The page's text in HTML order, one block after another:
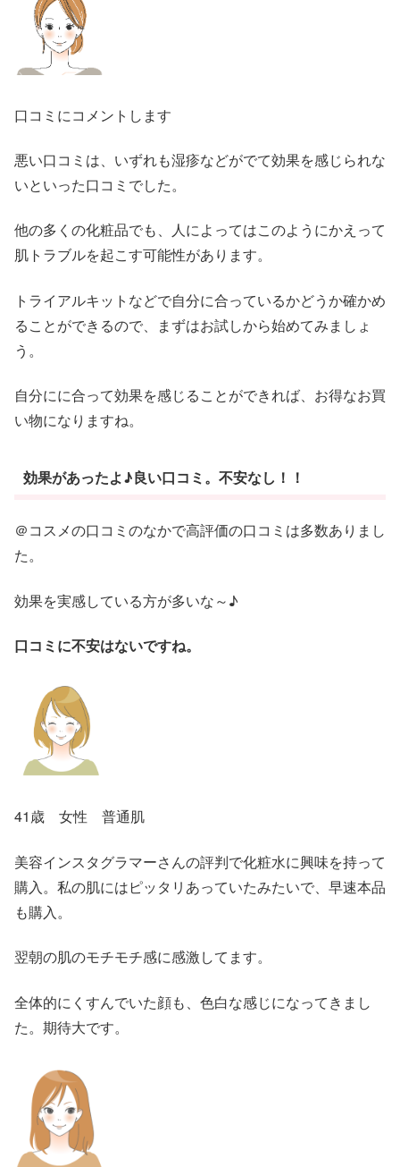
口コミにコメントします
悪い口コミは、いずれも湿疹などがでて効果を感じられな
いといった口コミでした。
他の多くの化粧品でも、人によってはこのようにかえって
肌トラブルを起こす可能性があります。
トライアルキットなどで自分に合っているかどうか確かめ
ることができるので、まずはお試しから始めてみましょ
う。
自分にに合って効果を感じることができれば、お得なお買
い物になりますね。
効果があったよ♪良い口コミ。不安なし！！
＠コスメの口コミのなかで高評価の口コミは多数ありまし
た。
効果を実感している方が多いな～♪
口コミに不安はないですね。
41歳 女性 普通肌
美容インスタグラマーさんの評判で化粧水に興味を持って
購入。私の肌にはピッタリあっていたみたいで、早速本品
も購入。
翌朝の肌のモチモチ感に感激してます。
全体的にくすんでいた顔も、色白な感じになってきまし
た。期待大です。